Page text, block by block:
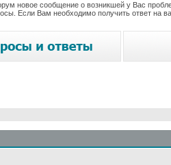
новое сообщение о возникшей у Вас
Если Вам необходимо получить ответ на